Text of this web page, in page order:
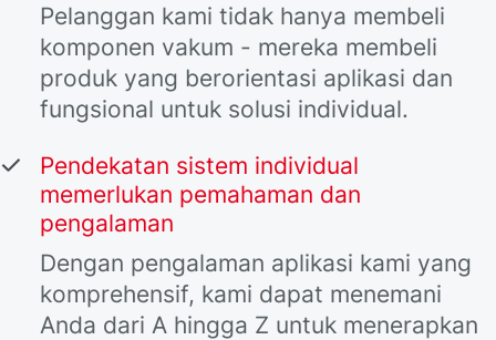
Pelanggan kami tidak hanya membeli
komponen vakum - mereka membeli
produk yang berorientasi aplikasi dan
fungsional untuk solusi individual.
Pendekatan sistem individual
memerlukan pemahaman dan
pengalaman
Dengan pengalaman aplikasi kami yang
komprehensif, kami dapat menemani
Anda dari A hingga Z untuk menerapkan